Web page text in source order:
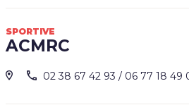
SPORTIVE
ACMRC
02 38 67 42 93 / 06 77 18 49